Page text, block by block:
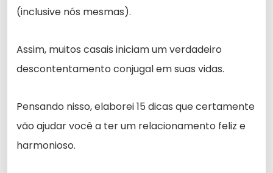
(inclusive nós mesmas).
Assim, muitos casais iniciam um verdadeiro
descontentamento conjugal em suas vidas.
Pensando nisso, elaborei 15 dicas que certamente
vão ajudar você a ter um relacionamento feliz e
harmonioso.